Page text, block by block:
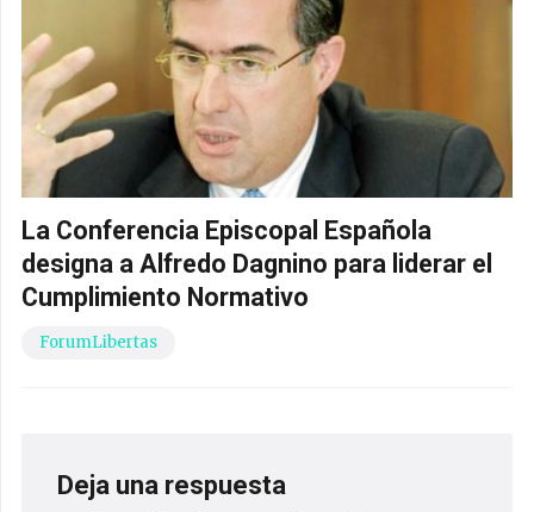
La Conferencia Episcopal Española
designa a Alfredo Dagnino para liderar el
Cumplimiento Normativo
ForumLibertas
Deja una respuesta